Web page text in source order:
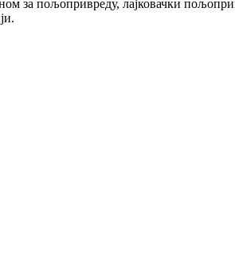
за пољопривреду, лајковачки